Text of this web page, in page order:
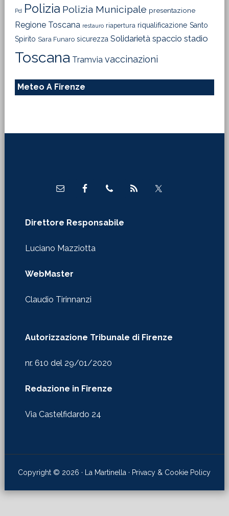
Pd Polizia Polizia Municipale presentazione
Regione Toscana restauro riapertura riqualificazione Santo
Spirito Sara Funaro sicurezza Solidarietà spaccio stadio
Toscana Tramvia vaccinazioni
Meteo A Firenze
Direttore Responsabile
Luciano Mazziotta
WebMaster
Claudio Tirinnanzi
Autorizzazione Tribunale di Firenze
nr. 610 del 29/01/2020
Redazione in Firenze
Via Castelfidardo 24
Copyright © 2026 · La Martinella · Privacy & Cookie Policy